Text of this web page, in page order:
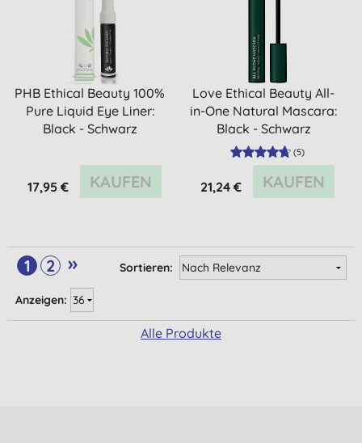
PHB Ethical Beauty 100%
Pure Liquid Eye Liner:
Black - Schwarz
17,95 € KAUFEN
Love Ethical Beauty All-
in-One Natural Mascara:
Black - Schwarz
(5)
21,24 € KAUFEN
1 2 » Sortieren:
Anzeigen:
Alle Produkte